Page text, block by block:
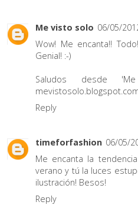
Me visto solo 06/05/
Wow! Me encanta!!
Genial! :-)
Saludos desde
Reply
timeforfashion 06/05/
Me encanta la
verano y tú la luces
ilustración! Besos!
Reply